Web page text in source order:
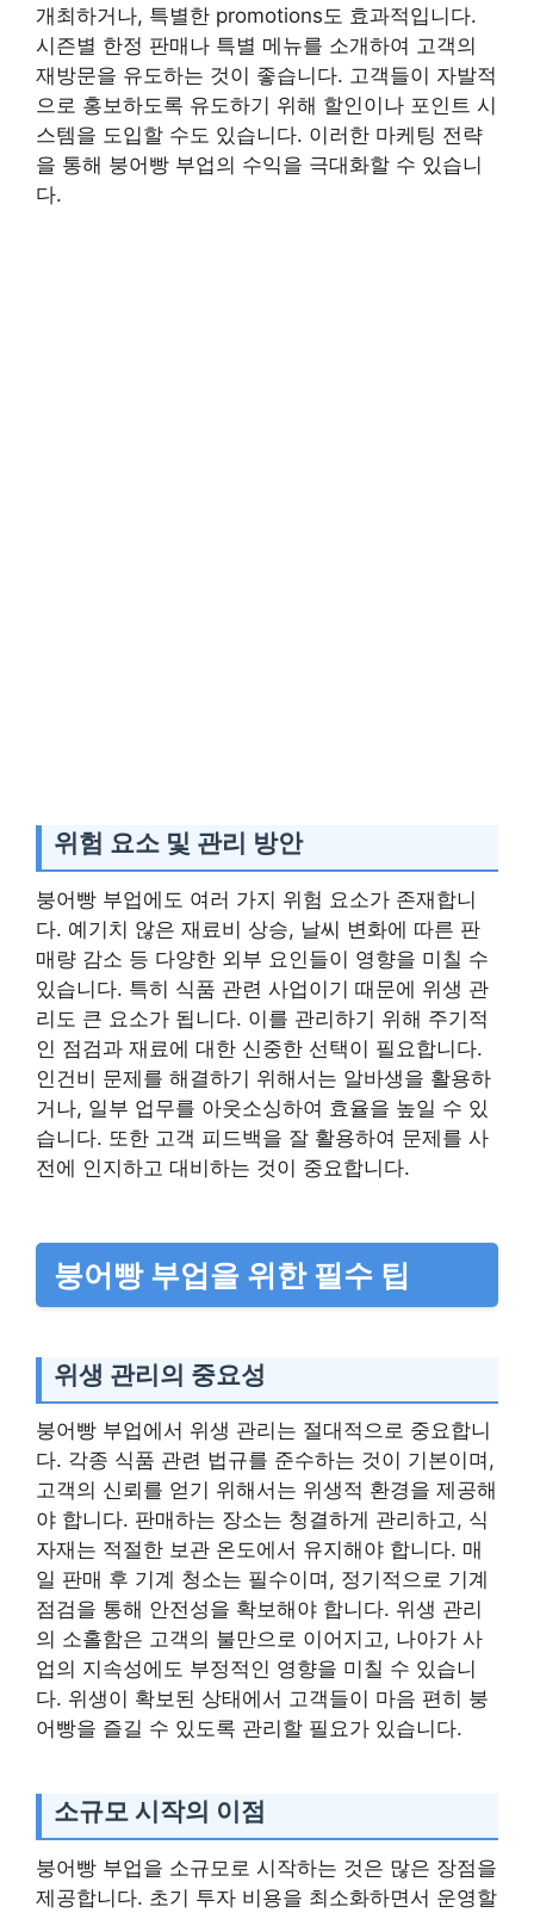
개최하거나, 특별한 promotions도 효과적입니다.
시즌별 한정 판매나 특별 메뉴를 소개하여 고객의
재방문을 유도하는 것이 좋습니다. 고객들이 자발적
으로 홍보하도록 유도하기 위해 할인이나 포인트 시
스템을 도입할 수도 있습니다. 이러한 마케팅 전략
을 통해 붕어빵 부업의 수익을 극대화할 수 있습니
다.
위험 요소 및 관리 방안
붕어빵 부업에도 여러 가지 위험 요소가 존재합니
다. 예기치 않은 재료비 상승, 날씨 변화에 따른 판
매량 감소 등 다양한 외부 요인들이 영향을 미칠 수
있습니다. 특히 식품 관련 사업이기 때문에 위생 관
리도 큰 요소가 됩니다. 이를 관리하기 위해 주기적
인 점검과 재료에 대한 신중한 선택이 필요합니다.
인건비 문제를 해결하기 위해서는 알바생을 활용하
거나, 일부 업무를 아웃소싱하여 효율을 높일 수 있
습니다. 또한 고객 피드백을 잘 활용하여 문제를 사
전에 인지하고 대비하는 것이 중요합니다.
붕어빵 부업을 위한 필수 팁
위생 관리의 중요성
붕어빵 부업에서 위생 관리는 절대적으로 중요합니
다. 각종 식품 관련 법규를 준수하는 것이 기본이며,
고객의 신뢰를 얻기 위해서는 위생적 환경을 제공해
야 합니다. 판매하는 장소는 청결하게 관리하고, 식
자재는 적절한 보관 온도에서 유지해야 합니다. 매
일 판매 후 기계 청소는 필수이며, 정기적으로 기계
점검을 통해 안전성을 확보해야 합니다. 위생 관리
의 소홀함은 고객의 불만으로 이어지고, 나아가 사
업의 지속성에도 부정적인 영향을 미칠 수 있습니
다. 위생이 확보된 상태에서 고객들이 마음 편히 붕
어빵을 즐길 수 있도록 관리할 필요가 있습니다.
소규모 시작의 이점
붕어빵 부업을 소규모로 시작하는 것은 많은 장점을
제공합니다. 초기 투자 비용을 최소화하면서 운영할